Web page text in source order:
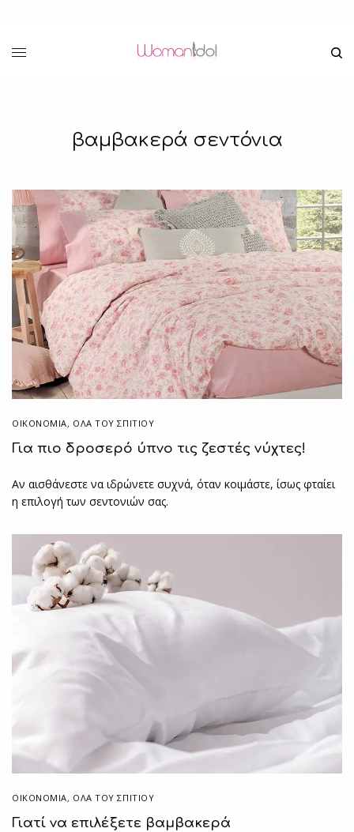
βαμβακερά σεντόνια
ΟΙΚΟΝΟΜΙΑ, ΌΛΑ ΤΟΥ ΣΠΙΤΙΟΥ
Για πιο δροσερό ύπνο τις ζεστές νύχτες!
Αν αισθάνεστε να ιδρώνετε συχνά, όταν κοιμάστε, ίσως φταίει
η επιλογή των σεντονιών σας.
ΟΙΚΟΝΟΜΙΑ, ΌΛΑ ΤΟΥ ΣΠΙΤΙΟΥ
Γιατί να επιλέξετε βαμβακερά